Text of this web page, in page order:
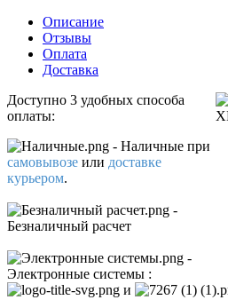
Описание
Отзывы
Оплата
Доставка
Доступно 3 удобных способа
оплаты:
- Наличные при
самовывозе или доставке
курьером.
-
Безналичный расчет
-
Электронные системы :
и